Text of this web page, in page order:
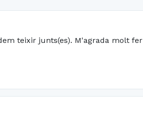
teixir junts(es). M'agrada molt fer